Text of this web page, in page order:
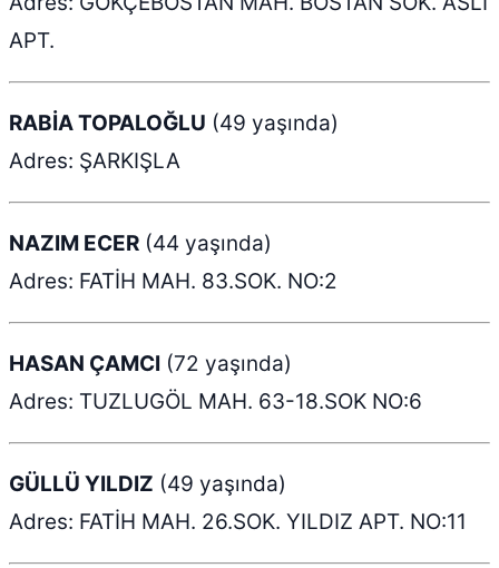
APT.
RABİA TOPALOĞLU (49 yaşında)
Adres: ŞARKIŞLA
NAZIM ECER (44 yaşında)
Adres: FATİH MAH. 83.SOK. NO:2
HASAN ÇAMCI (72 yaşında)
Adres: TUZLUGÖL MAH. 63-18.SOK NO:6
GÜLLÜ YILDIZ (49 yaşında)
Adres: FATİH MAH. 26.SOK. YILDIZ APT. NO:11